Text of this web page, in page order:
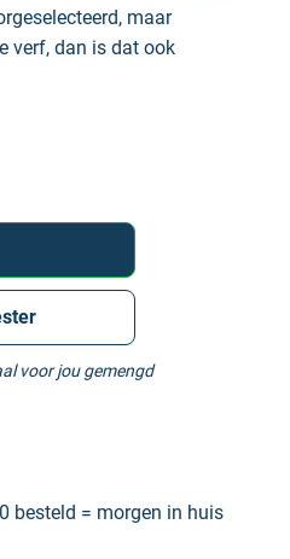
maar
verf, dan is dat ook
voor jou gemengd
besteld = morgen in huis